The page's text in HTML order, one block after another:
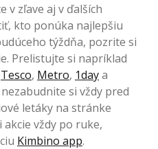
v zľave aj v ďalších
kto ponúka najlepšiu
týždňa, pozrite si
Prelistujte si napríklad
Tesco, Metro, 1daya
si vždy pred
letáky na stránke
akcie vždy po ruke,
Kimbino app.